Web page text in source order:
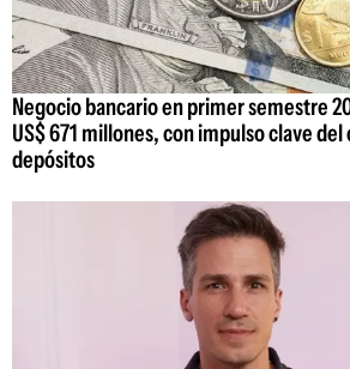
Negocio bancario en primer semestre
US$ 671 millones, con impulso clave
depósitos